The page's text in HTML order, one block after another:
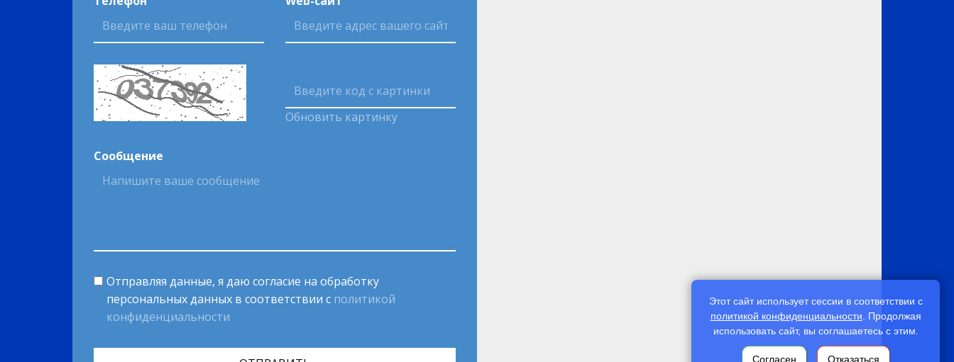
Обновить картинку
Сообщение
Отправляя данные, я даю согласие на обработку
персональных данных в соответствии с политикой
конфиденциальности
Этот сайт использует сессии в соответствии с
политикой конфиденциальности . Продолжая
использовать сайт, вы соглашаетесь с этим.
Согласен Отказаться